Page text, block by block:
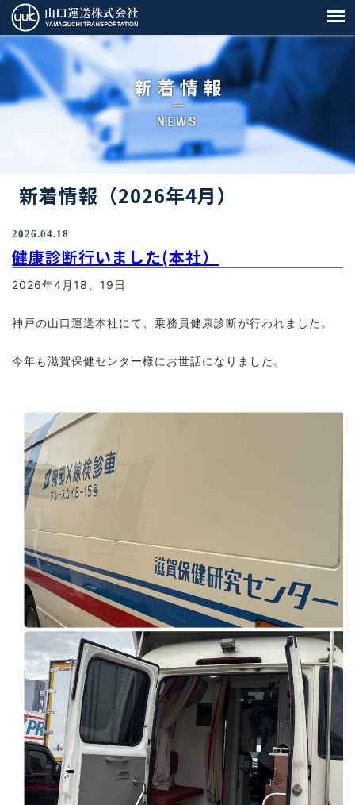
新着情報（2026年4月）
2026.04.18
健康診断行いました(本社）
2026年4月18、19日
神戸の山口運送本社にて、乗務員健康診断が行われました。
今年も滋賀保健センター様にお世話になりました。